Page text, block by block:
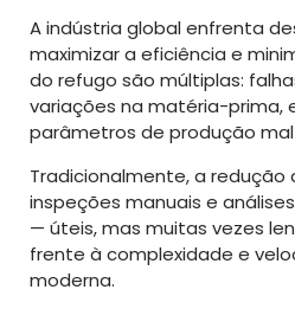
A indústria global enfrenta
maximizar a eficiência e
do refugo são múltiplas:
variações na matéria-prima,
parâmetros de produção
Tradicionalmente, a
inspeções manuais e
— úteis, mas muitas vezes
frente à complexidade e
moderna.